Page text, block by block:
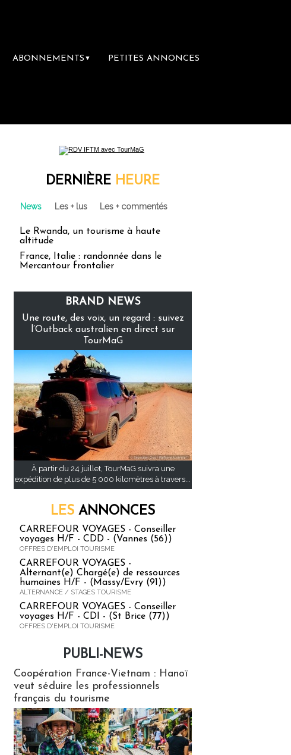
ABONNEMENTS ▼ PETITES ANNONCES
DERNIÈRE HEURE
News Les + lus Les + commentés
Le Rwanda, un tourisme à haute
altitude
France, Italie : randonnée dans le
Mercantour frontalier
BRAND NEWS
Une route, des voix, un regard : suivez
l’Outback australien en direct sur
TourMaG
À partir du 24 juillet, TourMaG suivra une
expédition de plus de 5 000 kilomètres à travers...
LES ANNONCES
CARREFOUR VOYAGES - Conseiller
voyages H/F - CDD - (Vannes (56))
OFFRES D'EMPLOI TOURISME
CARREFOUR VOYAGES -
Alternant(e) Chargé(e) de ressources
humaines H/F - (Massy/Evry (91))
ALTERNANCE / STAGES TOURISME
CARREFOUR VOYAGES - Conseiller
voyages H/F - CDI - (St Brice (77))
OFFRES D'EMPLOI TOURISME
PUBLI-NEWS
Coopération France-Vietnam : Hanoï
veut séduire les professionnels
français du tourisme